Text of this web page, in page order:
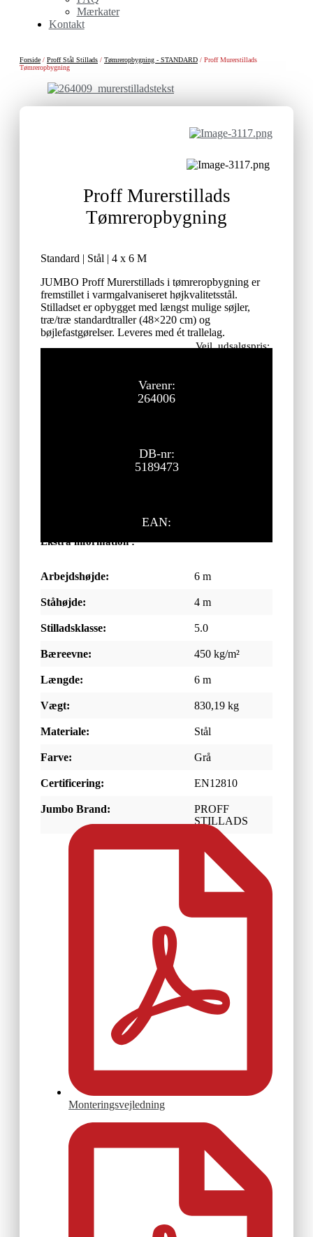
Mærkater
Kontakt
Forside / Proff Stål Stillads / Tømreropbygning - STANDARD / Proff Murerstillads
Tømreropbygning
Proff Murerstillads
Tømreropbygning
Standard | Stål | 4 x 6 M
JUMBO Proff Murerstillads i tømreropbygning er
fremstillet i varmgalvaniseret højkvalitetsstål.
Stilladset er opbygget med længst mulige søjler,
træ/træ standardtraller (48×220 cm) og
bøjlefastgørelser. Leveres med ét trallelag.
Vejl. udsalgspris:
Varenr:
264006
DB-nr:
5189473
EAN:
Ekstra information :
Arbejdshøjde: 6 m
Ståhøjde: 4 m
Stilladsklasse: 5.0
Bæreevne: 450 kg/m²
Længde: 6 m
Vægt: 830,19 kg
Materiale: Stål
Farve: Grå
Certificering: EN12810
Jumbo Brand:
PROFF
STILLADS
Monteringsvejledning